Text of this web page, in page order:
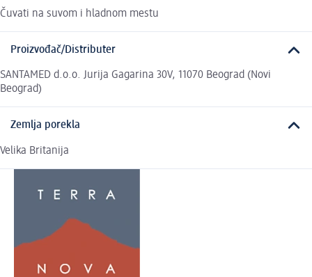
Čuvati na suvom i hladnom mestu
Proizvođač/Distributer
SANTAMED d.o.o. Jurija Gagarina 30V, 11070 Beograd (Novi
Beograd)
Zemlja porekla
Velika Britanija